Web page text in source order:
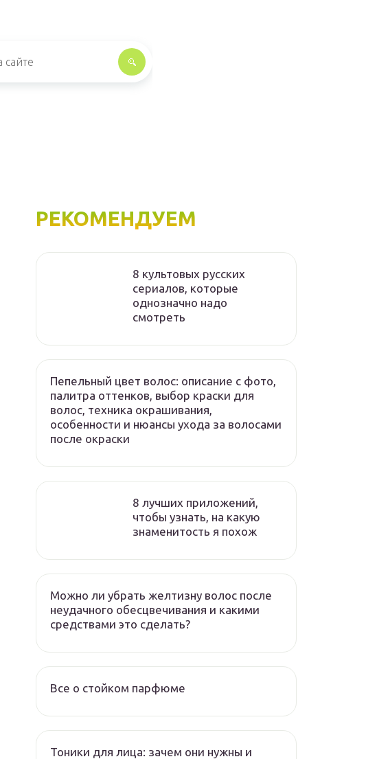
РЕКОМЕНДУЕМ
8 культовых русских
сериалов, которые
однозначно надо
смотреть
Пепельный цвет волос: описание с фото,
палитра оттенков, выбор краски для
волос, техника окрашивания,
особенности и нюансы ухода за волосами
после окраски
8 лучших приложений,
чтобы узнать, на какую
знаменитость я похож
Можно ли убрать желтизну волос после
неудачного обесцвечивания и какими
средствами это сделать?
Все о стойком парфюме
Тоники для лица: зачем они нужны и